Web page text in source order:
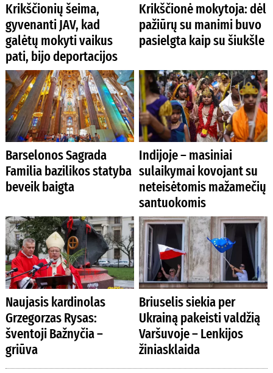
Krikščionių šeima,
gyvenanti JAV, kad
galėtų mokyti vaikus
pati, bijo deportacijos
Krikščionė mokytoja: dėl
pažiūrų su manimi buvo
pasielgta kaip su šiukšle
Barselonos Sagrada
Familia bazilikos statyba
beveik baigta
Indijoje – masiniai
sulaikymai kovojant su
neteisėtomis mažamečių
santuokomis
Naujasis kardinolas
Grzegorzas Rysas:
šventoji Bažnyčia –
griūva
Briuselis siekia per
Ukrainą pakeisti valdžią
Varšuvoje – Lenkijos
žiniasklaida